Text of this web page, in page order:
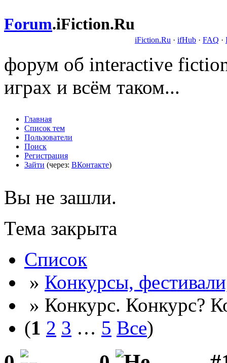
Forum.iFiction.Ru
iFiction.Ru · ifHub · FAQ ·
форум об interactive
играх и всём таком...
Главная
Список тем
Пользователи
Поиск
Регистрация
Зайти (через: ВКонтакте)
Вы не зашли.
Тема закрыта
Список
» Конкурсы,
» Конкурс. Конкурс?
(1 2 3 … 5 Все)